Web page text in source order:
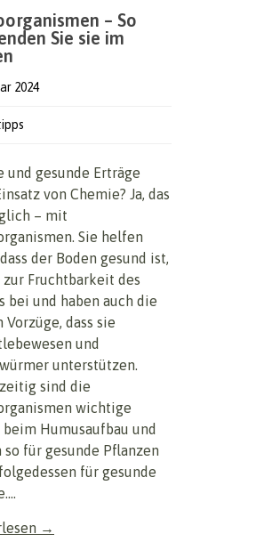
– So
Sie sie im
2024
und gesunde Erträge
von Chemie? Ja, das
– mit
Sie helfen
der Boden gesund ist,
zur Fruchtbarkeit des
bei und haben auch die
Vorzüge, dass sie
und
unterstützen.
sind die
wichtige
Humusaufbau und
so für gesunde Pflanzen
für gesunde
→